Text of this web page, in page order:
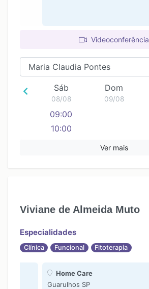
Videoconferência
Sáb
08/08
09:00
10:00
Dom
09/08
Ver mais
Viviane de Almeida Muto
Especialidades
Clínica Funcional Fitoterapia
Home Care
Guarulhos SP